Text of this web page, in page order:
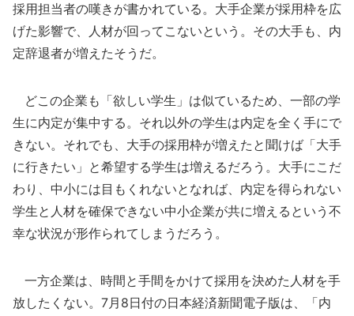
採用担当者の嘆きが書かれている。大手企業が採用枠を広
げた影響で、人材が回ってこないという。その大手も、内
定辞退者が増えたそうだ。
どこの企業も「欲しい学生」は似ているため、一部の学
生に内定が集中する。それ以外の学生は内定を全く手にで
きない。それでも、大手の採用枠が増えたと聞けば「大手
に行きたい」と希望する学生は増えるだろう。大手にこだ
わり、中小には目もくれないとなれば、内定を得られない
学生と人材を確保できない中小企業が共に増えるという不
幸な状況が形作られてしまうだろう。
一方企業は、時間と手間をかけて採用を決めた人材を手
放したくない。7月8日付の日本経済新聞電子版は、「内